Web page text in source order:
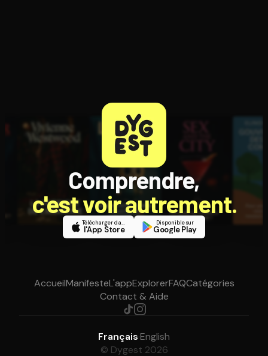
Comprendre,
c'est voir autrement.
Télécharger dans
l'App Store
Disponible sur
Google Play
AccueilManifesteL'appExplorerFAQCatégories
Contact & Aide
Français·English
© Dygest 2026